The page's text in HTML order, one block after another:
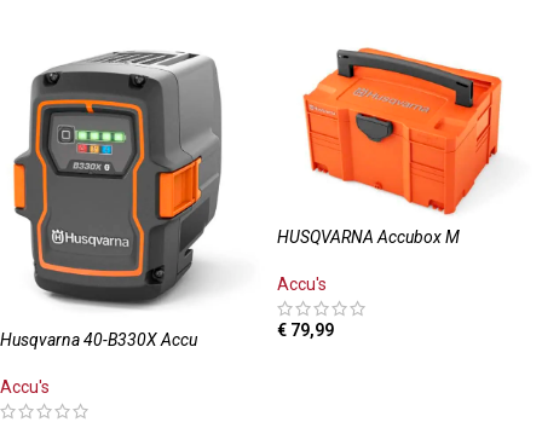
Husqvarna 40-B330X Accu
Accu's
HUSQVARNA Accubox M
Accu's
€ 79,99